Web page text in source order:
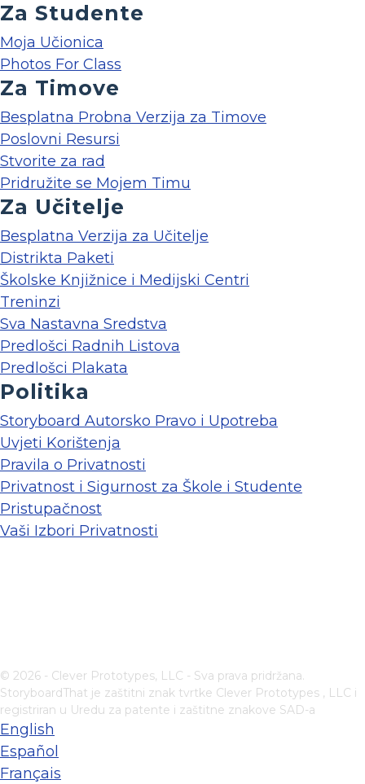
Za Studente
Moja Učionica
Photos For Class
Za Timove
Besplatna Probna Verzija za Timove
Poslovni Resursi
Stvorite za rad
Pridružite se Mojem Timu
Za Učitelje
Besplatna Verzija za Učitelje
Distrikta Paketi
Školske Knjižnice i Medijski Centri
Treninzi
Sva Nastavna Sredstva
Predlošci Radnih Listova
Predlošci Plakata
Politika
Storyboard Autorsko Pravo i Upotreba
Uvjeti Korištenja
Pravila o Privatnosti
Privatnost i Sigurnost za Škole i Studente
Pristupačnost
Vaši Izbori Privatnosti
© 2026 - Clever Prototypes, LLC - Sva prava pridržana.
StoryboardThat je zaštitni znak tvrtke Clever Prototypes , LLC i
registriran u Uredu za patente i zaštitne znakove SAD-a
English
Español
Français